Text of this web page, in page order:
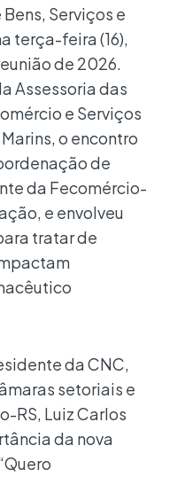
Serviços e
terça-feira (16),
de 2026.
Assessoria das
e Serviços
o encontro
de
da Fecomércio-
e envolveu
tratar de
da CNC,
setoriais e
RS, Luiz Carlos
da nova